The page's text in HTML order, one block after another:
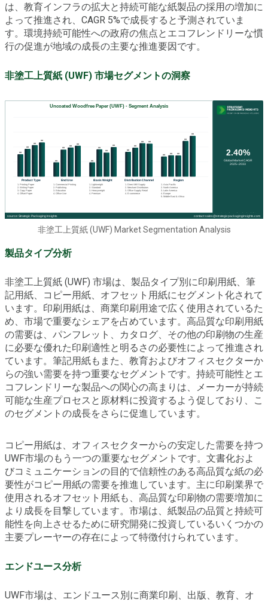
は、教育インフラの拡大と持続可能な紙製品の採用の増加に
よって推進され、CAGR 5%で成長すると予測されていま
す。環境持続可能性への政府の焦点とエコフレンドリーな慣
行の促進が地域の成長の主要な推進要因です。
非塗工上質紙 (UWF) 市場セグメントの洞察
非塗工上質紙 (UWF) Market Segmentation Analysis
製品タイプ分析
非塗工上質紙 (UWF) 市場は、製品タイプ別に印刷用紙、筆
記用紙、コピー用紙、オフセット用紙にセグメント化されて
います。印刷用紙は、商業印刷用途で広く使用されているた
め、市場で重要なシェアを占めています。高品質な印刷用紙
の需要は、パンフレット、カタログ、その他の印刷物の生産
に必要な優れた印刷適性と明るさの必要性によって推進され
ています。筆記用紙もまた、教育およびオフィスセクターか
らの強い需要を持つ重要なセグメントです。持続可能性とエ
コフレンドリーな製品への関心の高まりは、メーカーが持続
可能な生産プロセスと原材料に投資するよう促しており、こ
のセグメントの成長をさらに促進しています。
コピー用紙は、オフィスセクターからの安定した需要を持つ
UWF市場のもう一つの重要なセグメントです。文書化およ
びコミュニケーションの目的で信頼性のある高品質な紙の必
要性がコピー用紙の需要を推進しています。主に印刷業界で
使用されるオフセット用紙も、高品質な印刷物の需要増加に
より成長を目撃しています。市場は、紙製品の品質と持続可
能性を向上させるために研究開発に投資しているいくつかの
主要プレーヤーの存在によって特徴付けられています。
エンドユース分析
UWF市場は、エンドユース別に商業印刷、出版、教育、オ